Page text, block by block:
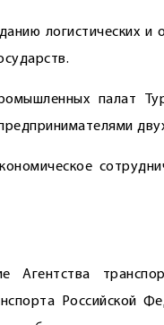
логистических и
палат
Агентства
Российской